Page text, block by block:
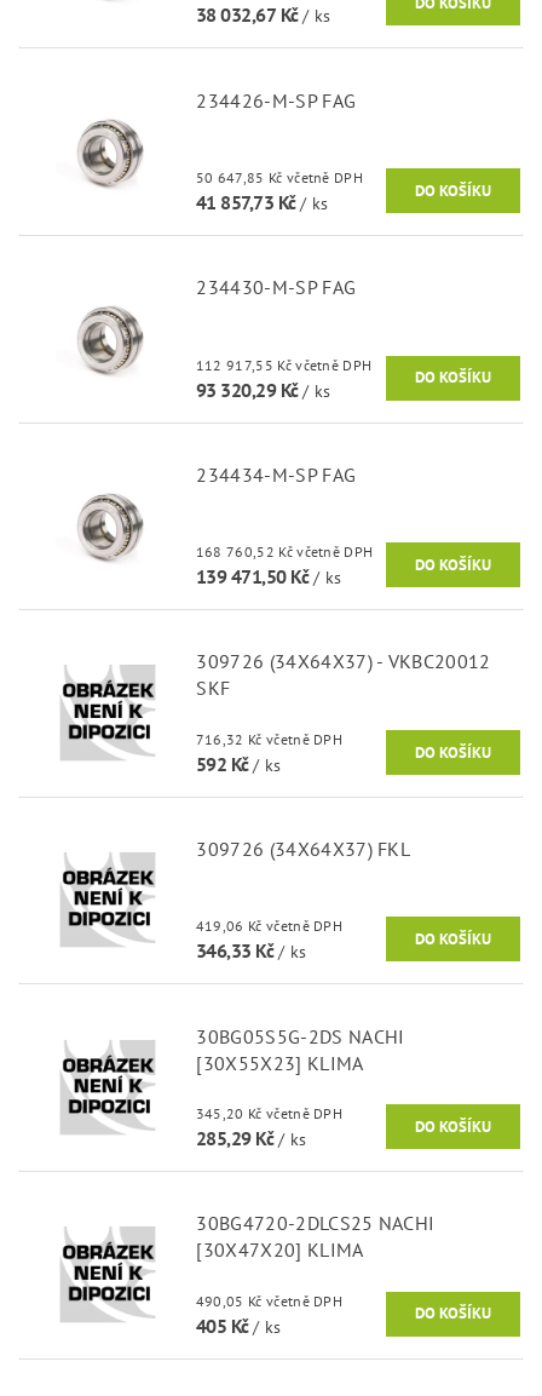
38 032,67 Kč/ ks
234426-M-SP FAG
50 647,85 Kč včetně DPH
41 857,73 Kč/ ks
234430-M-SP FAG
112 917,55 Kč včetně DPH
93 320,29 Kč/ ks
234434-M-SP FAG
168 760,52 Kč včetně DPH
139 471,50 Kč/ ks
309726 (34X64X37) - VKBC20012
SKF
716,32 Kč včetně DPH
592 Kč/ ks
309726 (34X64X37) FKL
419,06 Kč včetně DPH
346,33 Kč/ ks
30BG05S5G-2DS NACHI
[30X55X23] KLIMA
345,20 Kč včetně DPH
285,29 Kč/ ks
30BG4720-2DLCS25 NACHI
[30X47X20] KLIMA
490,05 Kč včetně DPH
405 Kč/ ks